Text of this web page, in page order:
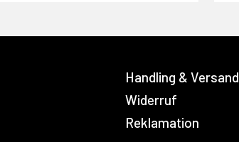
Handling & Versand
Widerruf
Reklamation